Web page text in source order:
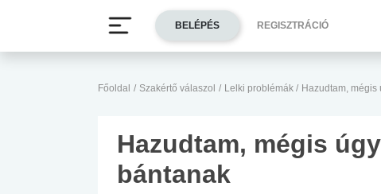
Főoldal / Szakértő válaszol / Lelki problémák / Hazudtam,
Hazudtam, mégis
bántanak
BELÉPÉS REGISZTRÁCIÓ